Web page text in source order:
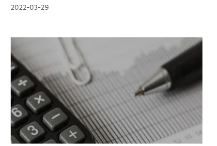
2022-03-29